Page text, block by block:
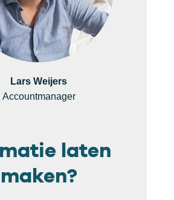
Lars Weijers
Accountmanager
laten
maken?